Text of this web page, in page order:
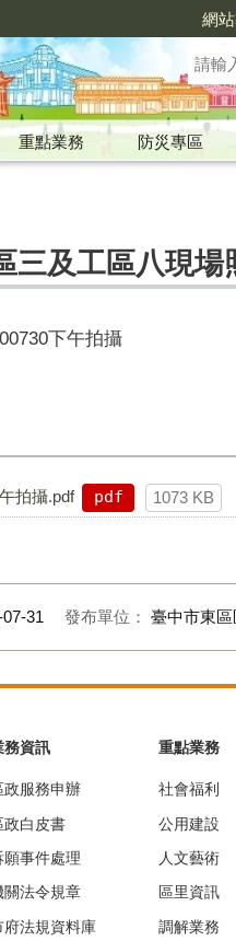
網
重點業務
防災專區
三及工區八現
下午拍攝
拍攝.pdf pdf 1073 KB
31 發布單位： 臺中市東
務資訊
政服務申辦
政白皮書
願事件處理
關法令規章
府法規資料庫
重點業務
社會福利
公用建設
人文藝術
區里資訊
調解業務